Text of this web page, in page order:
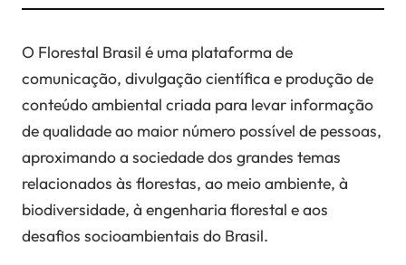
O Florestal Brasil é uma plataforma de
comunicação, divulgação científica e produção de
conteúdo ambiental criada para levar informação
de qualidade ao maior número possível de pessoas,
aproximando a sociedade dos grandes temas
relacionados às florestas, ao meio ambiente, à
biodiversidade, à engenharia florestal e aos
desafios socioambientais do Brasil.